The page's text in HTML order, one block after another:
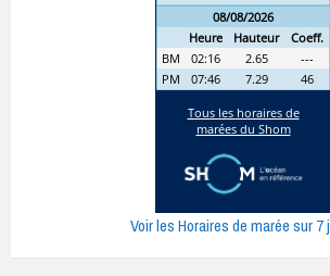
Voir les Horaires de marée sur 7